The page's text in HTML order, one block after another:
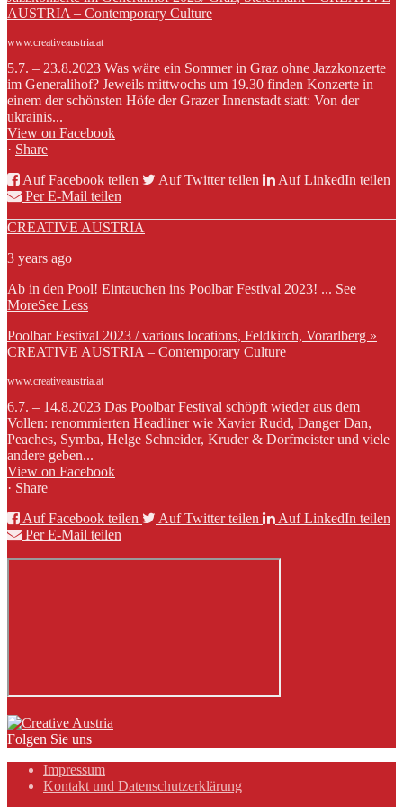
AUSTRIA – Contemporary Culture
www.creativeaustria.at
5.7. – 23.8.2023 Was wäre ein Sommer in Graz ohne Jazzkonzerte
im Generalihof? Jeweils mittwochs um 19.30 finden Konzerte in
einem der schönsten Höfe der Grazer Innenstadt statt: Von der
ukrainis...
View on Facebook
· Share
Auf Facebook teilen
Auf Twitter teilen
Auf LinkedIn teilen
Per E-Mail teilen
CREATIVE AUSTRIA
3 years ago
Ab in den Pool! Eintauchen ins Poolbar Festival 2023! ... See
MoreSee Less
Poolbar Festival 2023 / various locations, Feldkirch, Vorarlberg »
CREATIVE AUSTRIA – Contemporary Culture
www.creativeaustria.at
6.7. – 14.8.2023 Das Poolbar Festival schöpft wieder aus dem
Vollen: renommierten Headliner wie Xavier Rudd, Danger Dan,
Peaches, Symba, Helge Schneider, Kruder & Dorfmeister und viele
andere geben...
View on Facebook
· Share
Auf Facebook teilen
Auf Twitter teilen
Auf LinkedIn teilen
Per E-Mail teilen
Folgen Sie uns
Impressum
Kontakt und Datenschutzerklärung